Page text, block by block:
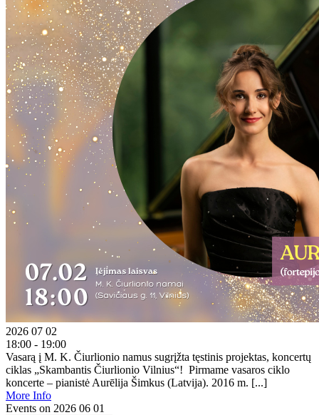
2026 07 02
18:00 - 19:00
Vasarą į M. K. Čiurlionio namus sugrįžta tęstinis projektas, koncertų
ciklas „Skambantis Čiurlionio Vilnius“! Pirmame vasaros ciklo
koncerte – pianistė Aurēlija Šimkus (Latvija). 2016 m. [...]
More Info
Events on 2026 06 01